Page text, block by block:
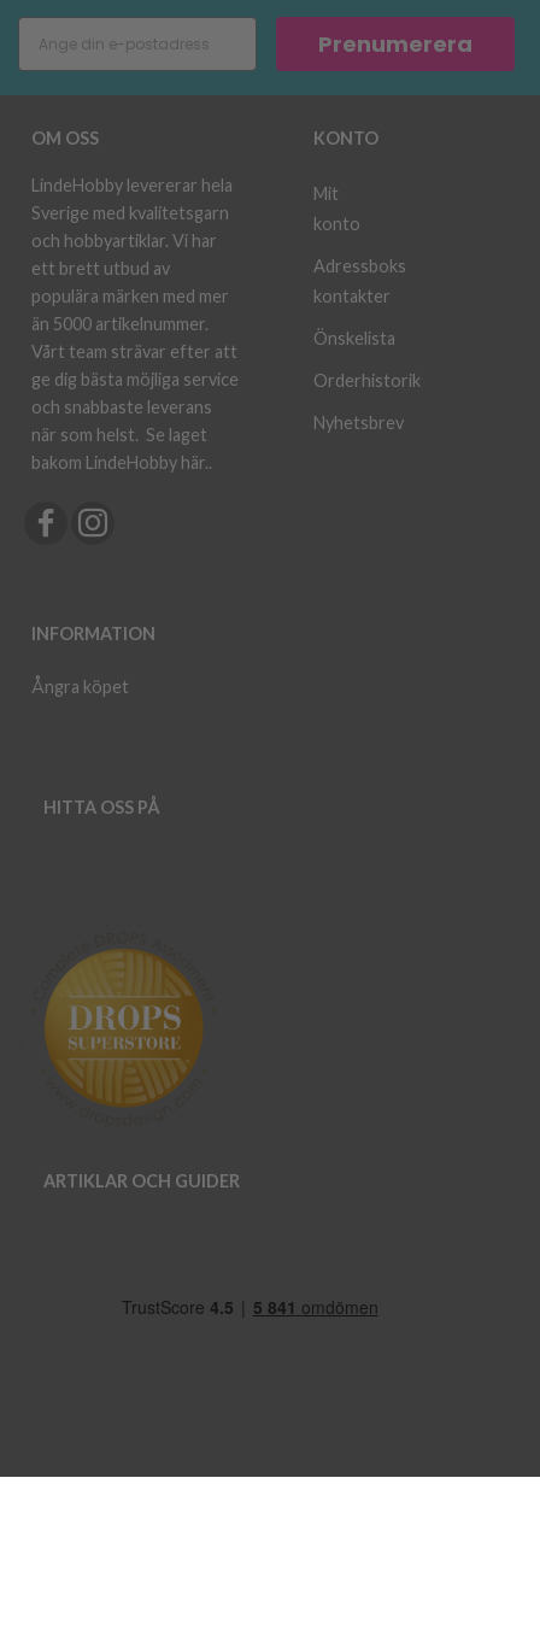
Prenumerera
OM OSS
LindeHobby levererar hela
Sverige med kvalitetsgarn
och hobbyartiklar. Vi har
ett brett utbud av
populära märken med mer
än 5000 artikelnummer.
Vårt team strävar efter att
ge dig bästa möjliga service
och snabbaste leverans
när som helst. Se laget
bakom LindeHobby här..
INFORMATION
Ångra köpet
KONTO
Mit
konto
Adressboks
kontakter
Önskelista
Orderhistorik
Nyhetsbrev
HITTA OSS PÅ
ARTIKLAR OCH GUIDER